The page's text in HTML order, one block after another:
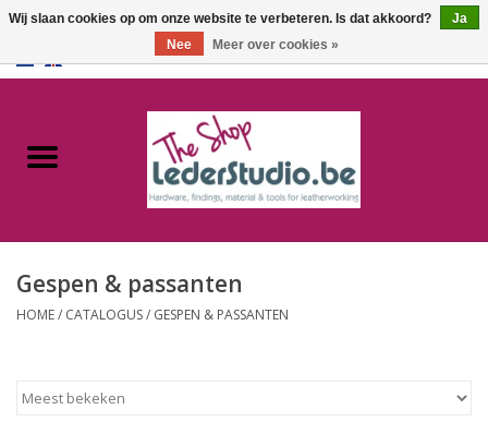
Catalogus
FAQ
Gespen & passanten
HOME/ CATALOGUS/ GESPEN & PASSANTEN
Wij slaan cookies op om onze website te verbeteren. Is dat akkoord?
Ja
Nee
Meer over cookies »